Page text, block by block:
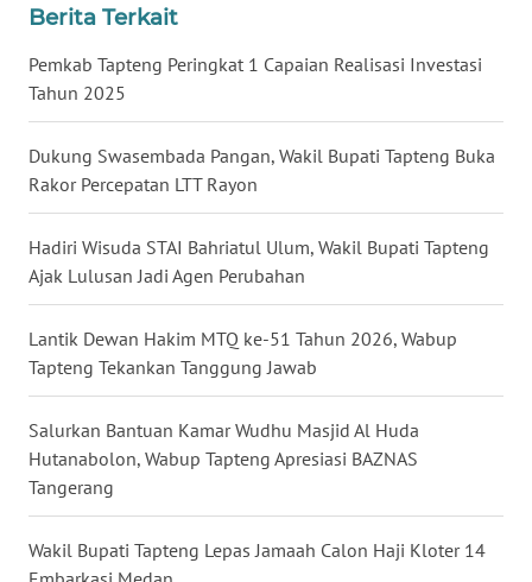
Berita Terkait
Pemkab Tapteng Peringkat 1 Capaian Realisasi Investasi
Tahun 2025
Dukung Swasembada Pangan, Wakil Bupati Tapteng Buka
Rakor Percepatan LTT Rayon
Hadiri Wisuda STAI Bahriatul Ulum, Wakil Bupati Tapteng
Ajak Lulusan Jadi Agen Perubahan
Lantik Dewan Hakim MTQ ke-51 Tahun 2026, Wabup
Tapteng Tekankan Tanggung Jawab
Salurkan Bantuan Kamar Wudhu Masjid Al Huda
Hutanabolon, Wabup Tapteng Apresiasi BAZNAS
Tangerang
Wakil Bupati Tapteng Lepas Jamaah Calon Haji Kloter 14
WN
WN
KALTARA
WN
KALSEL
WN
KALTIM
WN
SULSEL
WN
WN